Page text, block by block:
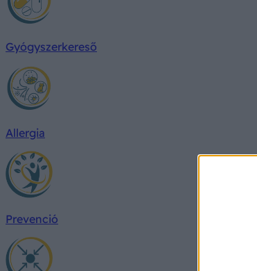
Gyógyszerkereső
Allergia
Prevenció